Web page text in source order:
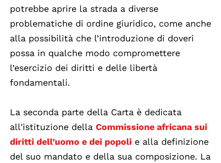
potrebbe aprire la strada a diverse
problematiche di ordine giuridico, come anche
alla possibilità che l’introduzione di doveri
possa in qualche modo compromettere
l’esercizio dei diritti e delle libertà
fondamentali.
La seconda parte della Carta è dedicata
all'istituzione della Commissione africana sui
diritti dell’uomo e dei popoli e alla definizione
del suo mandato e della sua composizione. La